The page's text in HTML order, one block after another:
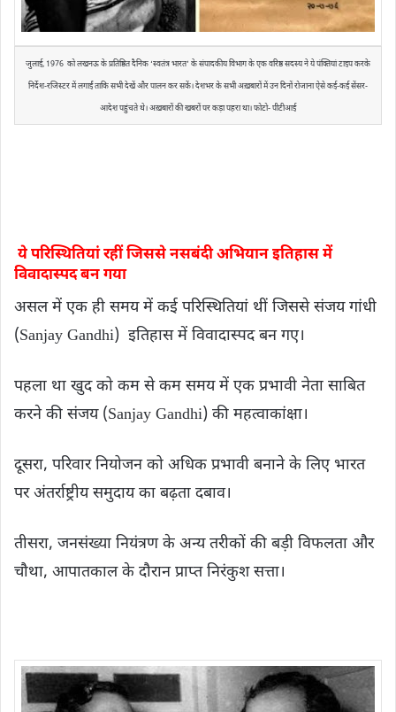
जुलाई, 1976 को लखनऊ के प्रतिष्ठित दैनिक ‘स्वतंत्र भारत’ के संपादकीय विभाग के एक वरिष्ठ सदस्य ने ये पंक्तियां टाइप करके
निर्देश-रजिस्टर में लगाईं ताकि सभी देखें और पालन कर सकें। देशभर के सभी अख़बारों में उन दिनों रोजाना ऐसे कई-कई सेंसर-
आदेश पहुंचते थे। अख़बारों की खबरों पर कड़ा पहरा था। फोटो- पीटीआई
ये परिस्थितियां रहीं जिससे नसबंदी अभियान इतिहास में
विवादास्पद बन गया
असल में एक ही समय में कई परिस्थितियां थीं जिससे संजय गांधी
(Sanjay Gandhi) इतिहास में विवादास्पद बन गए।
पहला था खुद को कम से कम समय में एक प्रभावी नेता साबित
करने की संजय (Sanjay Gandhi) की महत्वाकांक्षा।
दूसरा, परिवार नियोजन को अधिक प्रभावी बनाने के लिए भारत
पर अंतर्राष्ट्रीय समुदाय का बढ़ता दबाव।
तीसरा, जनसंख्या नियंत्रण के अन्य तरीकों की बड़ी विफलता और
चौथा, आपातकाल के दौरान प्राप्त निरंकुश सत्ता।